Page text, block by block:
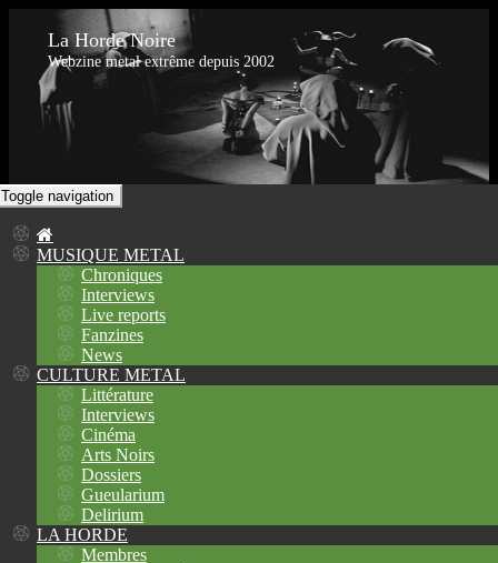
La Horde Noire
Webzine metal extrême depuis 2002
Toggle navigation
MUSIQUE METAL
Chroniques
Interviews
Live reports
Fanzines
News
CULTURE METAL
Littérature
Interviews
Cinéma
Arts Noirs
Dossiers
Gueularium
Delirium
LA HORDE
Membres